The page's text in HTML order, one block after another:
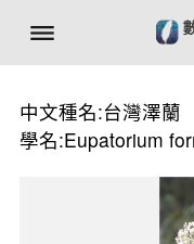
中文種名:台灣澤蘭
學名:Eupatorium